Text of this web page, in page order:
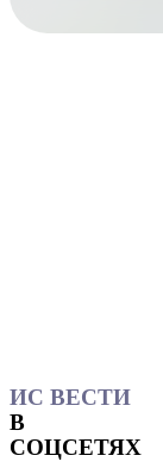
ИС ВЕСТИ
В
СОЦСЕТЯХ